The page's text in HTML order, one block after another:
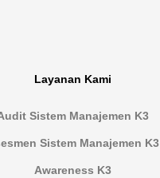
Layanan Kami
Sistem Manajemen K3
Sistem Manajemen K3
Awareness K3